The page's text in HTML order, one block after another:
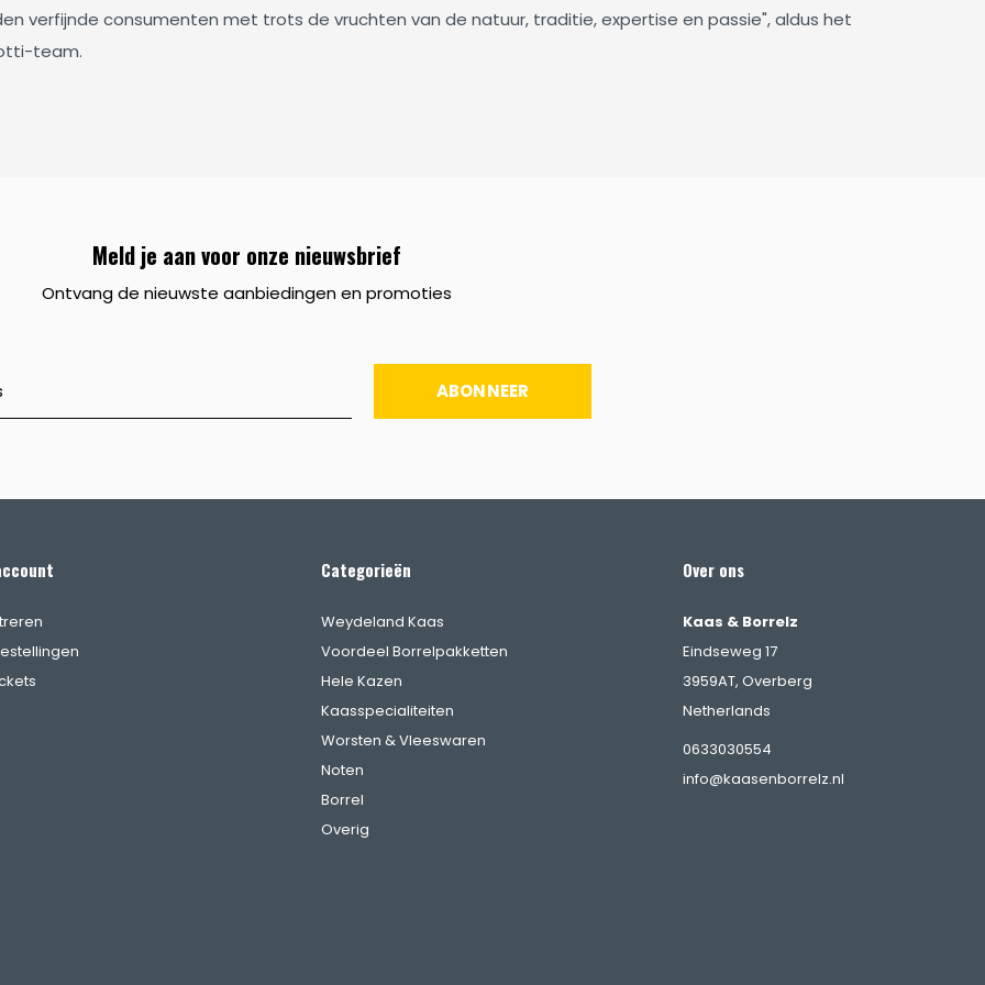
verfijnde consumenten met trots de vruchten van de natuur, traditie, expertise en passie", aldus het
team.
Meld je aan voor onze nieuwsbrief
Ontvang de nieuwste aanbiedingen en promoties
ABONNEER
Categorieën
Weydeland Kaas
Voordeel Borrelpakketten
Hele Kazen
Kaasspecialiteiten
Worsten & Vleeswaren
Noten
Borrel
Overig
Over ons
Kaas & Borrelz
Eindseweg 17
3959AT, Overberg
Netherlands
0633030554
info@kaasenborrelz.nl